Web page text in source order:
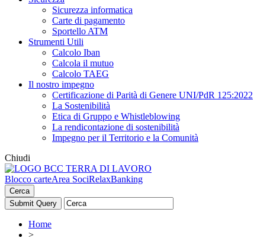
Sicurezza informatica
Carte di pagamento
Sportello ATM
Strumenti Utili
Calcolo Iban
Calcola il mutuo
Calcolo TAEG
Il nostro impegno
Certificazione di Parità di Genere UNI/PdR 125:2022
La Sostenibilità
Etica di Gruppo e Whistleblowing
La rendicontazione di sostenibilità
Impegno per il Territorio e la Comunità
Chiudi
Blocco carteArea SociRelaxBanking
Cerca
Home
>